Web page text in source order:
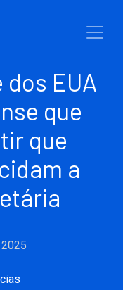
EUA
que
que
a